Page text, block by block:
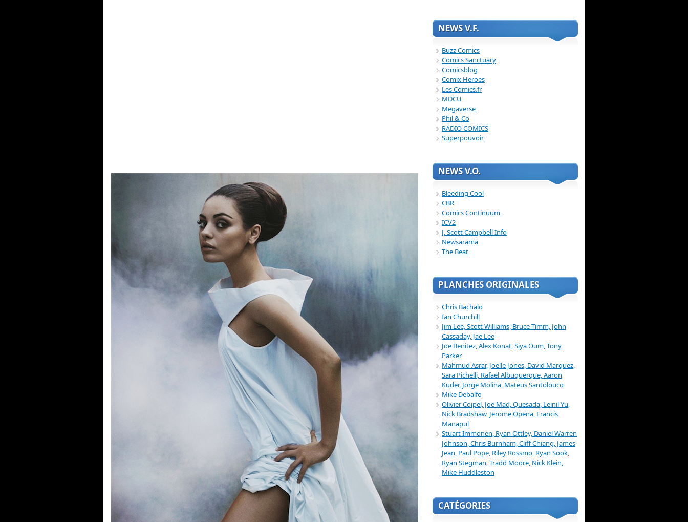
NEWS V.F.
Buzz Comics
Comics Sanctuary
Comicsblog
Comix Heroes
Les Comics.fr
MDCU
Megaverse
Phil & Co
RADIO COMICS
Superpouvoir
NEWS V.O.
Bleeding Cool
CBR
Comics Continuum
ICV2
J. Scott Campbell Info
Newsarama
The Beat
PLANCHES ORIGINALES
Chris Bachalo
Ian Churchill
Jim Lee, Scott Williams, Bruce Timm, John
Cassaday, Jae Lee
Joe Benitez, Alex Konat, Siya Oum, Tony
Parker
Mahmud Asrar, Joelle Jones, David Marquez,
Sara Pichelli, Rafael Albuquerque, Aaron
Kuder, Jorge Molina, Mateus Santolouco
Mike Debalfo
Olivier Coipel, Joe Mad, Quesada, Leinil Yu,
Nick Bradshaw, Jerome Opena, Francis
Manapul
Stuart Immonen, Ryan Ottley, Daniel Warren
Johnson, Chris Burnham, Cliff Chiang, James
Jean, Paul Pope, Riley Rossmo, Ryan Sook,
Ryan Stegman, Tradd Moore, Nick Klein,
Mike Huddleston
CATÉGORIES